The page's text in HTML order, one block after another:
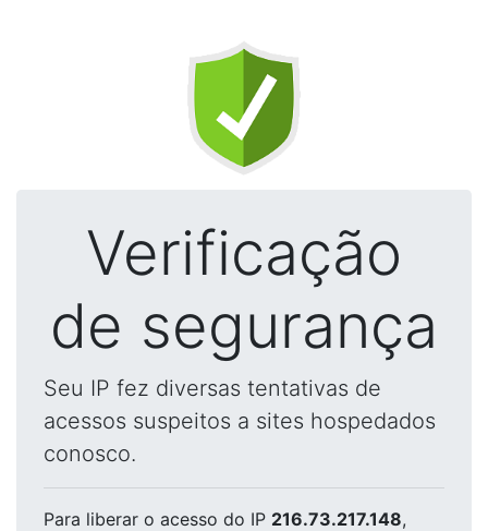
Verificação
de segurança
Seu IP fez diversas tentativas de
acessos suspeitos a sites hospedados
conosco.
Para liberar o acesso do IP 216.73.217.148,